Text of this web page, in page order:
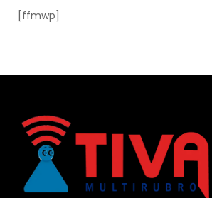
[ffmwp]